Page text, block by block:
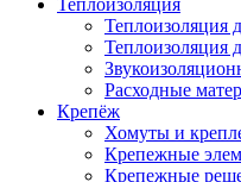
Теплоизоляция
Теплоизоляция
Расходные
Крепёж
Хомуты и
Крепежные
Крепежные